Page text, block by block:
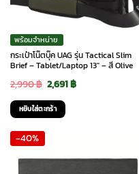
พร้อมจำหน่าย
กระเป๋าโน๊ตบุ๊ค UAG รุ่น Tactical Slim
Brief – Tablet/Laptop 13″ – สี Olive
2,990฿ Original
price
was:
2,691฿Current
หยิบใส่ตะกร้า
-40%